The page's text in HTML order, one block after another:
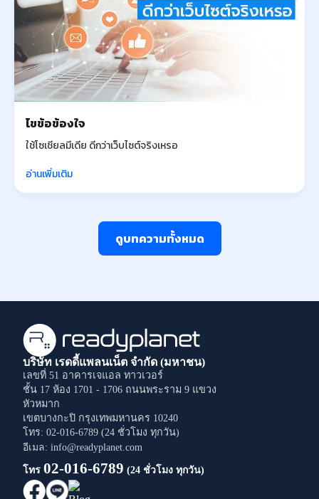
ไขข้อข้องใจ
ใช้โซเชียลมีเดีย ดีกว่าเว็บไซต์จริงเหรอ
อ่านเพิ่มเติม
ดูบทความทั้งหมด
บริษัท เรดดี้แพลนเน็ต จำกัด (มหาชน)
เลขที่ 51 อาคารเจแอล ทาวเวอร์
ชั้น 17 ห้อง 1701 - 1706 ถนนพระราม 9 แขวง
หัวหมาก
เขตบางกะปิ กรุงเทพมหานคร 10240
โทร: 02-016-6789 (24 ชั่วโมง ทุกวัน)
อีเมล: info@readyplanet.com
โทร 02-016-6789 (24 ชั่วโมง ทุกวัน)